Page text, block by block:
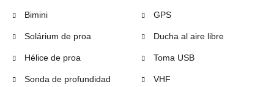
Bimini
Solárium de proa
Hélice de proa
Sonda de profundidad
GPS
Ducha al aire libre
Toma USB
VHF